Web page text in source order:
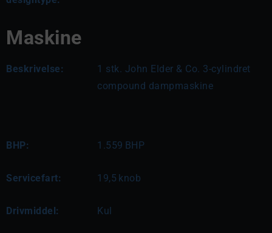
Maskine
Beskrivelse:
1 stk. John Elder & Co. 3-cylindret
compound dampmaskine
BHP: 1.559 BHP
Servicefart: 19,5 knob
Drivmiddel: Kul